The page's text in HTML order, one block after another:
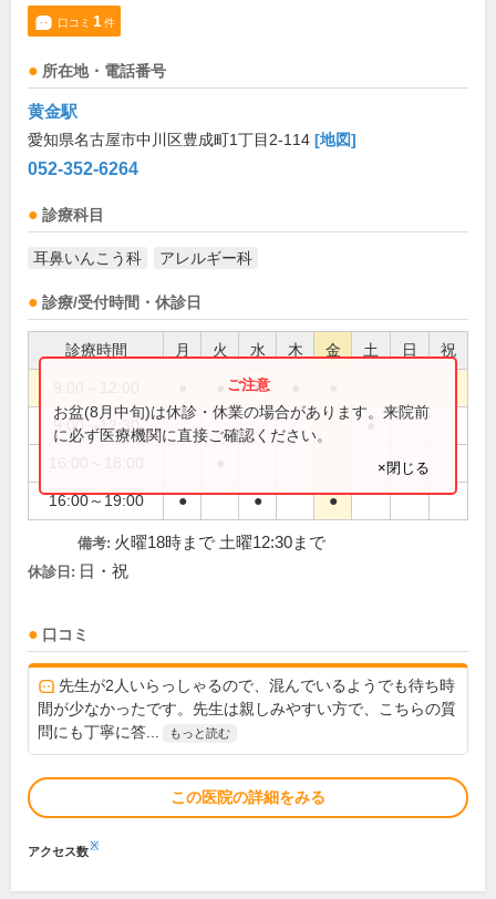
口コミ 1件
所在地・電話番号
黄金駅
愛知県名古屋市中川区豊成町1丁目2-114 [地図]
052-352-6264
診療科目
耳鼻いんこう科 アレルギー科
診療/受付時間・休診日
診療時間 月 火 水 木 金 土 日 祝
●
9:00～12:30 ●
16:00～19:00 ● ● ●
お盆(8月中旬)は休診・休業の場合があります。来院前
に必ず医療機関に直接ご確認ください。
×閉じる
備考: 火曜18時まで 土曜12:30まで
休診日: 日・祝
口コミ
先生が2人いらっしゃるので、混んでいるようでも待ち時
間が少なかったです。先生は親しみやすい方で、こちらの質
問にも丁寧に答...
もっと読む
この医院の詳細をみる
アクセス数※